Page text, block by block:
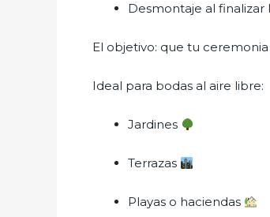
Desmontaje al finalizar
El objetivo: que tu
Ideal para bodas al aire libre:
Jardines
Terrazas
Playas o haciendas